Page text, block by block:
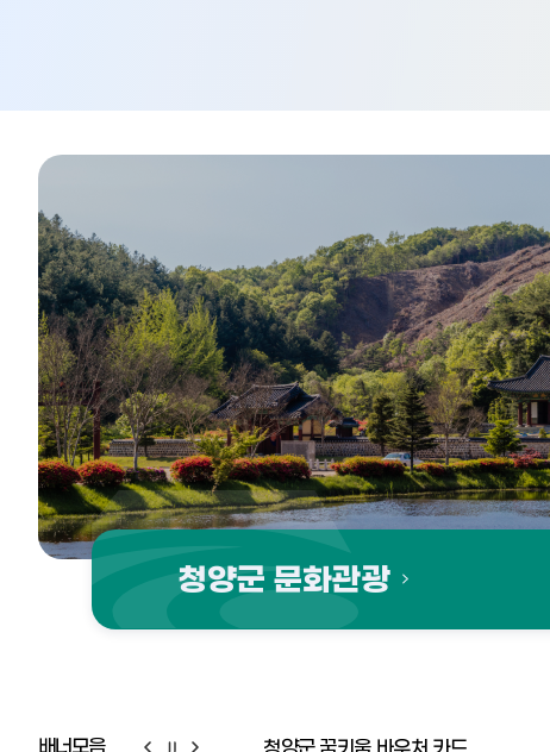
청양군 문화관광
배너모음